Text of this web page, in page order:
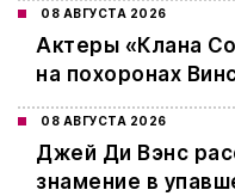
08 АВГУСТА 2026
Актеры «Клана
на похоронах
08 АВГУСТА 2026
Джей Ди Вэнс
знамение в